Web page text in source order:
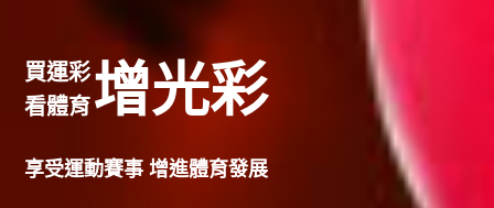
買運彩
看體育增光彩
享受運動賽事 增進體育發展